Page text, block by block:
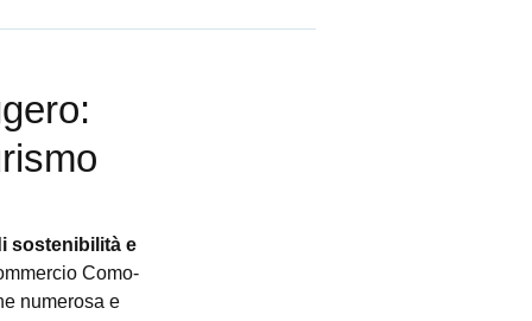
sostenibilità e
Como-
numerosa e